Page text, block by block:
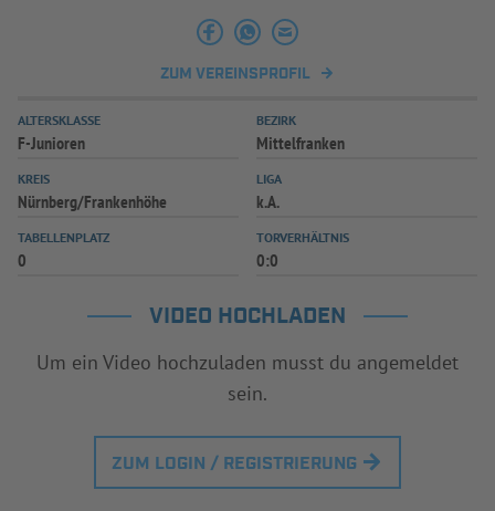
ZUM VEREINSPROFIL
ALTERSKLASSE
F-Junioren
BEZIRK
Mittelfranken
KREIS
Nürnberg/Frankenhöhe
LIGA
k.A.
TABELLENPLATZ
0
TORVERHÄLTNIS
0:0
VIDEO HOCHLADEN
Um ein Video hochzuladen musst du angemeldet
sein.
ZUM LOGIN / REGISTRIERUNG